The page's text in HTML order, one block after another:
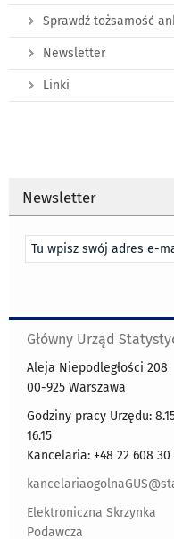
Sprawdź tożsamość
Newsletter
Linki
Newsletter
Główny Urząd
Aleja Niepodległości 208
00-925 Warszawa
Godziny pracy Urzędu:
16.15
Kancelaria: +48 22 608 30
Elektroniczna Skrzynka
Podawcza